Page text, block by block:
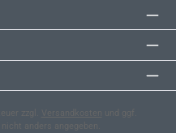
zzgl. Versandkosten
und ggf.
anders angegeben.